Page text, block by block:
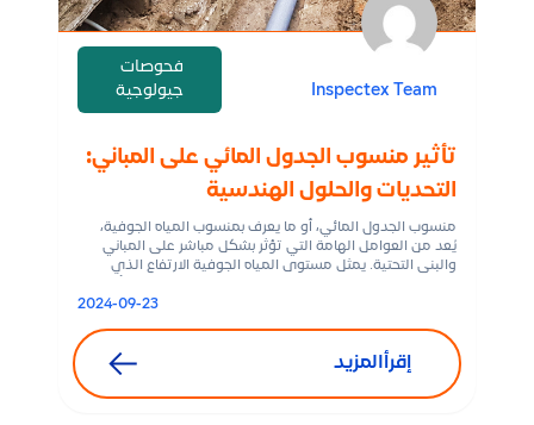
Inspectex Team
فحوصات
جيولوجية
تأثير منسوب الجدول المائي على المباني:
التحديات والحلول الهندسية
منسوب الجدول المائي، أو ما يعرف بمنسوب المياه الجوفية،
يُعد من العوامل الهامة التي تؤثر بشكل مباشر على المباني
والبنى التحتية. يمثل مستوى المياه الجوفية الارتفاع الذي
بناءً على الطبيعة الجيولوجية والمناخية. عندما يكون منسوب
[…]
2024-09-23
إقرأالمزيد